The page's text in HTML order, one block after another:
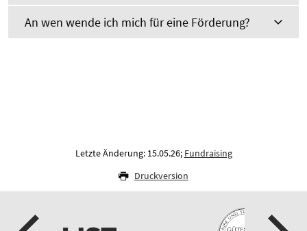
An wen wende ich mich für eine Förderung?
Letzte Änderung: 15.05.26; Fundraising
Druckversion